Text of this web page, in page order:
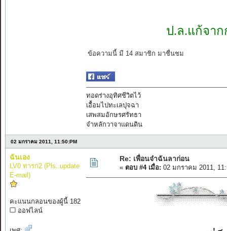
ป.ล.แก้จา
ข้อความนี้ มี 14 สมาชิก มาชื่นชม
ทอดร่างอุทิศชีวิตไว้
เอื้อมไปทะเลปุจฉา
เสพสมอักษรศรัทธา
จำหลักวาจาแดนดิน
02 มกราคม 2011, 11:50:PM
ฉันเอง
LV0 ทารก2 (Pls..update
E-mail)
คะแนนกลอนของผู้นี้ 182
ออฟไลน์
Re: เพื่อนจ๋าฉันลาก่อน
« ตอบ #4 เมื่อ: 02 มกราคม 2011,